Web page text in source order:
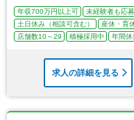
年収700万円以上可 未経験者も応
土日休み（相談可含む）
産休・育
店舗数10～29
積極採用中 年間
求人の詳細を見る